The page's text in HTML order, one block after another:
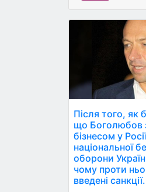
Після того, як
що Боголюбов
бізнесом у
національної
оборони
чому проти
введені санкції.